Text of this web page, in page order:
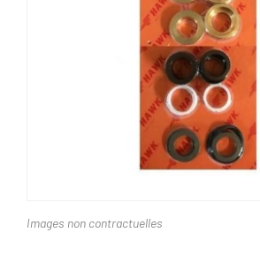
Images non contractuelles